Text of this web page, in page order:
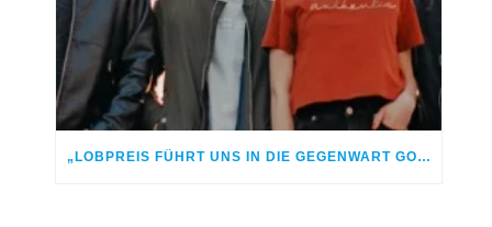
„LOBPREIS FÜHRT UNS IN DIE GEGENWART GOTTES“